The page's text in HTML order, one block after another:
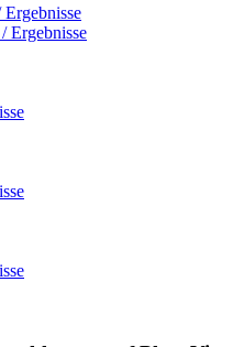
Ergebnisse